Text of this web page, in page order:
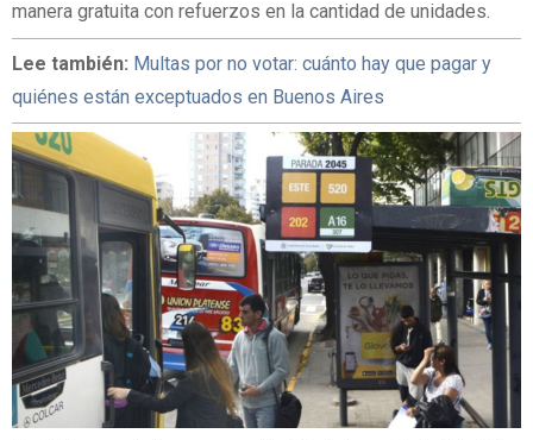
manera gratuita con refuerzos en la cantidad de unidades.
Lee también: Multas por no votar: cuánto hay que pagar y
quiénes están exceptuados en Buenos Aires